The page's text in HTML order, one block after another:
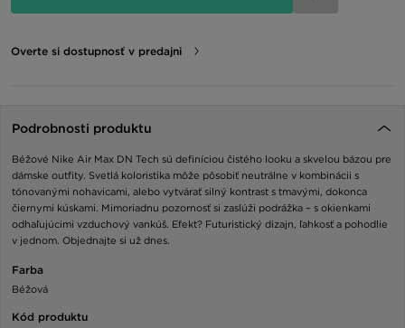
Overte si dostupnosť v predajni
Podrobnosti produktu
Béžové Nike Air Max DN Tech sú definíciou čistého looku a skvelou bázou pre
dámske outfity. Svetlá koloristika môže pôsobiť neutrálne v kombinácii s
tónovanými nohavicami, alebo vytvárať silný kontrast s tmavými, dokonca
čiernymi kúskami. Mimoriadnu pozornosť si zaslúži podrážka – s okienkami
odhaľujúcimi vzduchový vankúš. Efekt? Futuristický dizajn, ľahkosť a pohodlie
v jednom. Objednajte si už dnes.
Farba
Béžová
Kód produktu